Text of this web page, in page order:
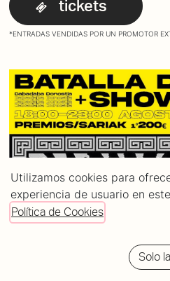
tickets
*ENTRADAS VENDIDAS POR UN PROMOTOR
Utilizamos cookies para
experiencia de usuario en
Política de Cookies
Solo